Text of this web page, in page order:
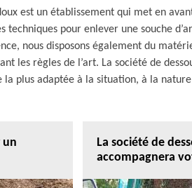
est un établissement qui met en
pour enlever une souche
nous disposons également du
les règles de l’art. La société de
la plus adaptée à la situation, à la
un
La société de
accompagnera